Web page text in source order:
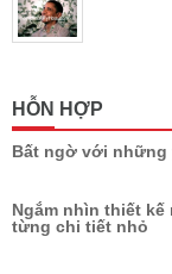
HỖN HỢP
Bất ngờ với
Ngắm nhìn thiết
từng chi tiết nhỏ